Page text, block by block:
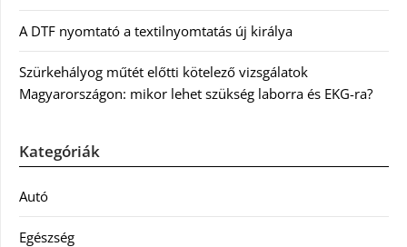
A DTF nyomtató a textilnyomtatás új királya
Szürkehályog műtét előtti kötelező vizsgálatok
Magyarországon: mikor lehet szükség laborra és EKG-ra?
Kategóriák
Autó
Egészség